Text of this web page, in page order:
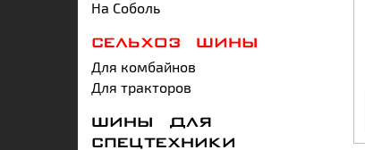
На Соболь
СЕЛЬХОЗ ШИНЫ
Для комбайнов
Для тракторов
ШИНЫ ДЛЯ
СПЕЦТЕХНИКИ